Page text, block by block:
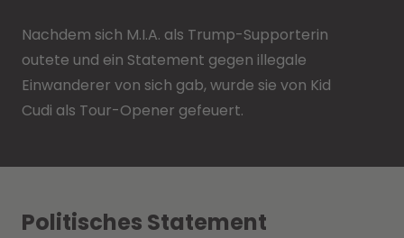
Nachdem sich M.I.A. als Trump-Supporterin
outete und ein Statement gegen illegale
Einwanderer von sich gab, wurde sie von Kid
Cudi als Tour-Opener gefeuert.
Politisches Statement